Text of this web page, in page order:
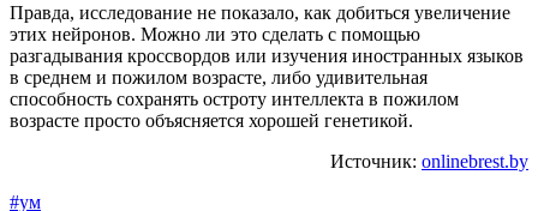
Правда, исследование не показало, как добиться увеличение
этих нейронов. Можно ли это сделать с помощью
разгадывания кроссвордов или изучения иностранных языков
в среднем и пожилом возрасте, либо удивительная
способность сохранять остроту интеллекта в пожилом
возрасте просто объясняется хорошей генетикой.
Источник: onlinebrest.by
#ум